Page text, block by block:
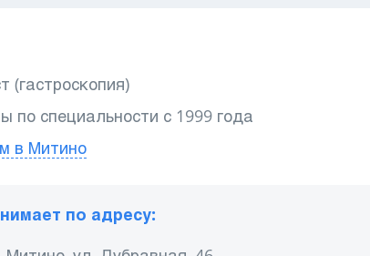
(гастроскопия)
по специальности с 1999 года
в Митино
по адресу: